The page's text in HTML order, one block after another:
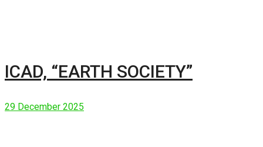
ICAD, “EARTH SOCIETY”
29 December 2025